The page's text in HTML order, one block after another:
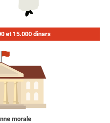
morale
et 15.000 dinars